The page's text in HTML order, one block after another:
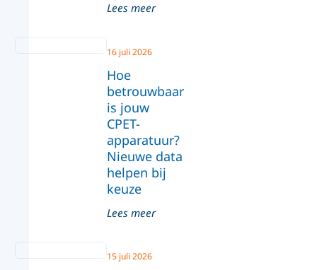
Lees meer
Hoe
betrouwbaar
is jouw
CPET-
apparatuur?
Nieuwe data
helpen bij
keuze
16 juli 2026
Lees meer
15 juli 2026